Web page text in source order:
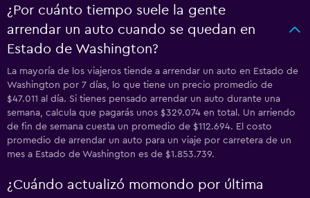
¿Por cuánto tiempo suele la gente
arrendar un auto cuando se quedan en
Estado de Washington?
La mayoría de los viajeros tiende a arrendar un auto en Estado de
Washington por 7 días, lo que tiene un precio promedio de
$47.011 al día. Si tienes pensado arrendar un auto durante una
semana, calcula que pagarás unos $329.074 en total. Un arriendo
de fin de semana cuesta un promedio de $112.694. El costo
promedio de arrendar un auto para un viaje por carretera de un
mes a Estado de Washington es de $1.853.739.
¿Cuándo actualizó momondo por última